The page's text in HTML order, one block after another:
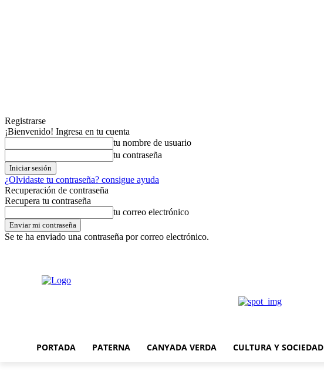
Registrarse
¡Bienvenido! Ingresa en tu cuenta
tu nombre de usuario
tu contraseña
¿Olvidaste tu contraseña? consigue ayuda
Recuperación de contraseña
Recupera tu contraseña
tu correo electrónico
Se te ha enviado una contraseña por correo electrónico.
PORTADA PATERNA CANYADA VERDA CULTURA Y SOCIEDAD